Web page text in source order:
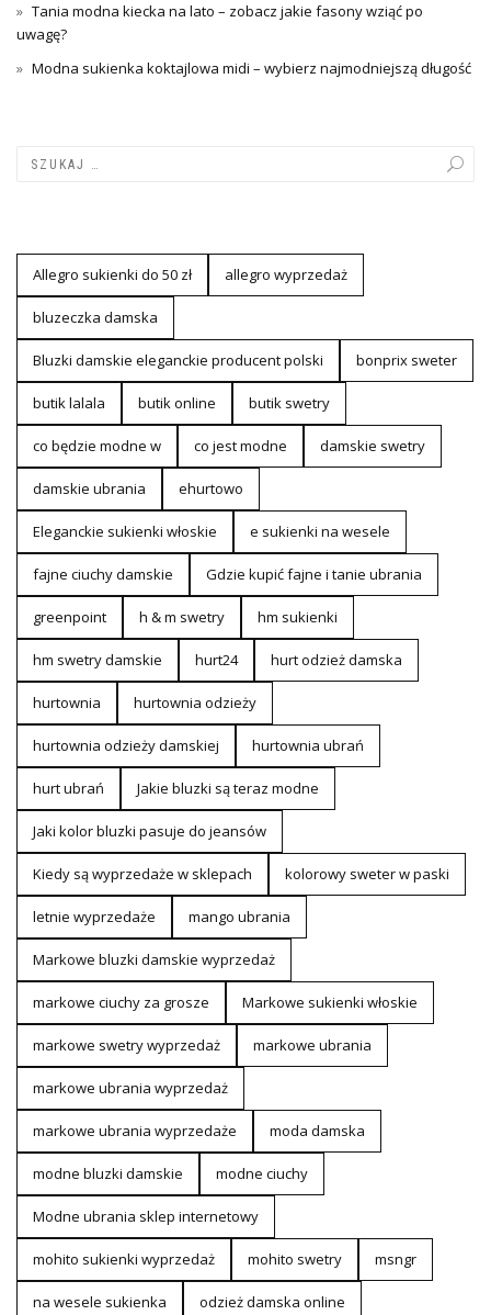
Tania modna kiecka na lato – zobacz jakie fasony wziąć po
uwagę?
Modna sukienka koktajlowa midi – wybierz najmodniejszą długość
Allegro sukienki do 50 zł allegro wyprzedaż
bluzeczka damska
Bluzki damskie eleganckie producent polski bonprix sweter
butik lalala butik online butik swetry
co będzie modne w co jest modne damskie swetry
damskie ubrania ehurtowo
Eleganckie sukienki włoskie e sukienki na wesele
fajne ciuchy damskie Gdzie kupić fajne i tanie ubrania
greenpoint h & m swetry hm sukienki
hm swetry damskie hurt24 hurt odzież damska
hurtownia hurtownia odzieży
hurtownia odzieży damskiej hurtownia ubrań
hurt ubrań Jakie bluzki są teraz modne
Jaki kolor bluzki pasuje do jeansów
Kiedy są wyprzedaże w sklepach kolorowy sweter w paski
letnie wyprzedaże mango ubrania
Markowe bluzki damskie wyprzedaż
markowe ciuchy za grosze Markowe sukienki włoskie
markowe swetry wyprzedaż markowe ubrania
markowe ubrania wyprzedaż
markowe ubrania wyprzedaże moda damska
modne bluzki damskie modne ciuchy
Modne ubrania sklep internetowy
mohito sukienki wyprzedaż mohito swetry msngr
na wesele sukienka odzież damska online